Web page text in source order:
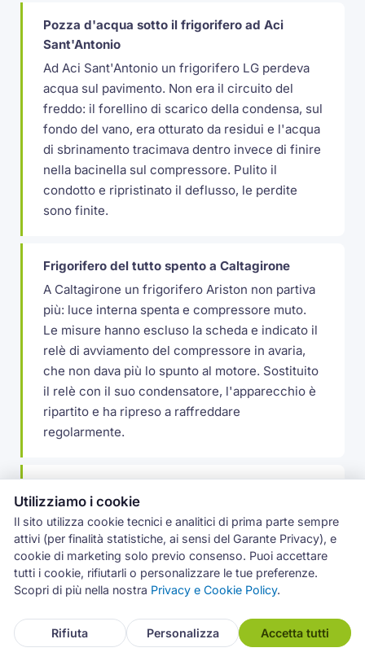
Pozza d'acqua sotto il frigorifero ad Aci
Sant'Antonio
Ad Aci Sant'Antonio un frigorifero LG perdeva
acqua sul pavimento. Non era il circuito del
freddo: il forellino di scarico della condensa, sul
fondo del vano, era otturato da residui e l'acqua
di sbrinamento tracimava dentro invece di finire
nella bacinella sul compressore. Pulito il
condotto e ripristinato il deflusso, le perdite
sono finite.
Frigorifero del tutto spento a Caltagirone
A Caltagirone un frigorifero Ariston non partiva
più: luce interna spenta e compressore muto.
Le misure hanno escluso la scheda e indicato il
relè di avviamento del compressore in avaria,
che non dava più lo spunto al motore. Sostituito
il relè con il suo condensatore, l'apparecchio è
ripartito e ha ripreso a raffreddare
regolarmente.
A Mascalucia un frigocongelatore Whirlpool
accumulava ghiaccio sul fondo del vano
congelatore, con lo sportello che faticava a
chiudere. Il foro di scarico del defrost si gelava
a ripetizione: disgelato il condotto e rimesso il
controllata la guarnizione dello sportello.
Utilizziamo i cookie
Il sito utilizza cookie tecnici e analitici di prima parte sempre
attivi (per finalità statistiche, ai sensi del Garante Privacy), e
cookie di marketing solo previo consenso. Puoi accettare
tutti i cookie, rifiutarli o personalizzare le tue preferenze.
Scopri di più nella nostra Privacy e Cookie Policy.
Rifiuta Personalizza Accetta tutti